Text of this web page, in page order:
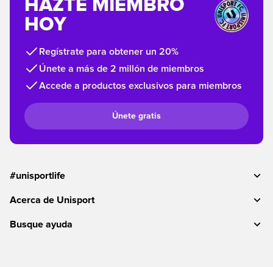
HAZTE MIEMBRO
HOY
Regístrate para obtener un 20%
Únete a más de 2 millón de miembros
Accede a productos exclusivos para miembros
Únete gratis
#unisportlife
Acerca de Unisport
Busque ayuda